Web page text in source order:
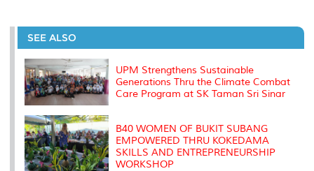
e
b
o
o
k
t
r
e
I
l
L
n
P
e
s
t
SEE ALSO
UPM Strengthens Sustainable
Generations Thru the Climate Combat
Care Program at SK Taman Sri Sinar
B40 WOMEN OF BUKIT SUBANG
EMPOWERED THRU KOKEDAMA
SKILLS AND ENTREPRENEURSHIP
WORKSHOP